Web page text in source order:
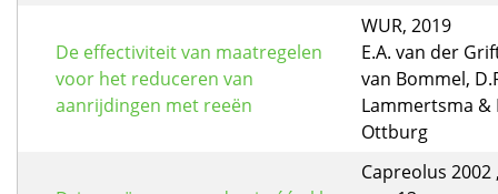
De effectiviteit van maatregelen
voor het reduceren van
aanrijdingen met reeën
WUR, 2019
E.A. van der
van Bommel,
Lammertsma &
Ottburg
Capreolus 2002